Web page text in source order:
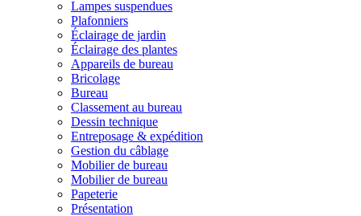
Lampes suspendues
Plafonniers
Éclairage de jardin
Éclairage des plantes
Appareils de bureau
Bricolage
Bureau
Classement au bureau
Dessin technique
Entreposage & expédition
Gestion du câblage
Mobilier de bureau
Mobilier de bureau
Papeterie
Présentation